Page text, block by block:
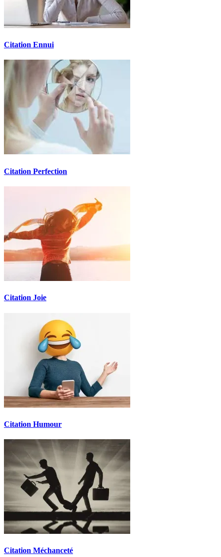
Citation Ennui
Citation Perfection
Citation Joie
Citation Humour
Citation Méchanceté